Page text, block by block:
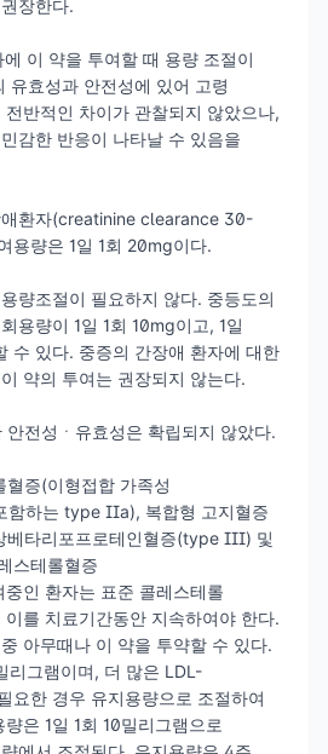
장한다.
이 약을 투여할 때 용량 조절이
유효성과 안전성에 있어 고령
반적인 차이가 관찰되지 않았으나,
감한 반응이 나타날 수 있음을
애환자(creatinine clearance 30-
용량은 1일 1회 20mg이다.
량조절이 필요하지 않다. 중등도의
용량이 1일 1회 10mg이고, 1일
수 있다. 중증의 간장애 환자에 대한
약의 투여는 권장되지 않는다.
안전성ㆍ유효성은 확립되지 않았다.
혈증(이형접합 가족성
함하는 type IIa), 복합형 고지혈증
타리포프로테인혈증(type III) 및
스테롤혈증
인 환자는 표준 콜레스테롤
를 치료기간동안 지속하여야 한다.
아무때나 이 약을 투약할 수 있다.
리그램이며, 더 많은 LDL-
요한 경우 유지용량으로 조절하여
은 1일 1회 10밀리그램으로